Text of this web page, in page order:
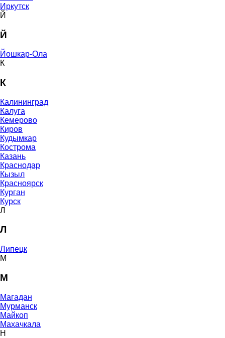
Иркутск
Й
Й
Йошкар-Ола
К
К
Калининград
Калуга
Кемерово
Киров
Кудымкар
Кострома
Казань
Краснодар
Кызыл
Красноярск
Курган
Курск
Л
Л
Липецк
М
М
Магадан
Мурманск
Майкоп
Махачкала
Н